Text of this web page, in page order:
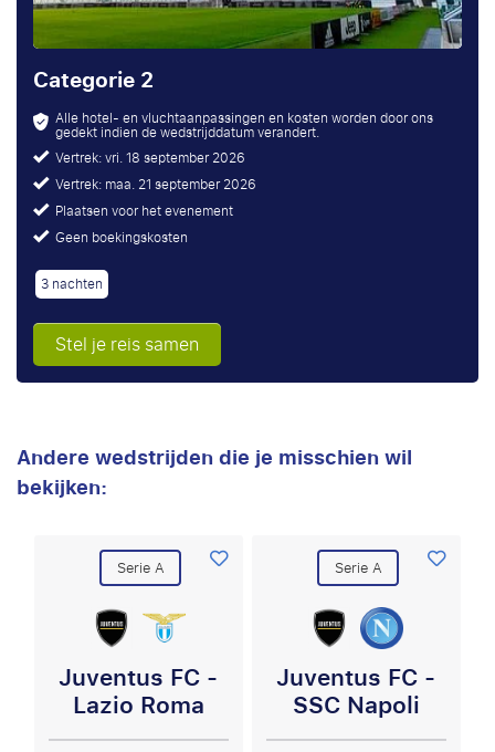
Categorie 2
Alle hotel- en vluchtaanpassingen en kosten worden door ons
gedekt indien de wedstrijddatum verandert.
Vertrek: vri. 18 september 2026
Vertrek: maa. 21 september 2026
Plaatsen voor het evenement
Geen boekingskosten
3 nachten
Stel je reis samen
Andere wedstrijden die je misschien wil
bekijken:
Serie A
Juventus FC -
Lazio Roma
Serie A
Juventus FC -
SSC Napoli